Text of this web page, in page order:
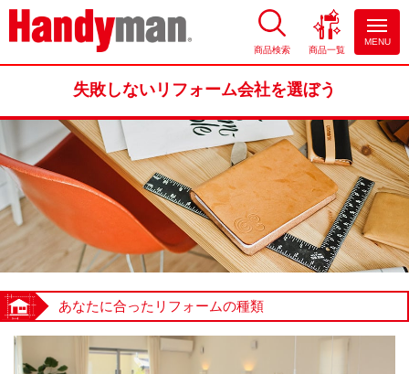
お風呂やキッチンのリフォーム
ならハンディマン
商品検索 商品一覧
MENU
失敗しないリフォーム会社を選ぼう
あなたに合ったリフォームの種類